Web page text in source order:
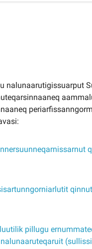
nalunaarutigissuarput
pillugu